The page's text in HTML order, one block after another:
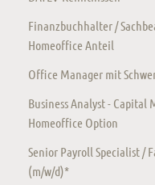
Finanzbuchhalter /
Homeoffice Anteil
Office Manager mit
Business Analyst -
Homeoffice Option
Senior Payroll Specialist /
(m/w/d)*